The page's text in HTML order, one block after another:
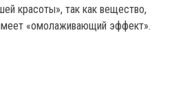
красоты», так как вещество,
«омолаживающий эффект».